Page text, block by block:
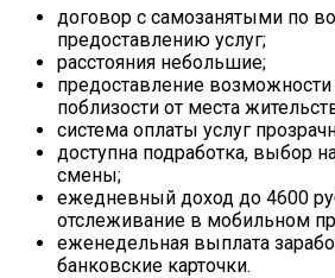
договор с самозанятыми по
предоставлению услуг;
расстояния небольшие;
предоставление
поблизости от места
система оплаты услуг
доступна подработка, выбор
смены;
ежедневный доход до 4600
отслеживание в мобильном
еженедельная выплата
банковские карточки.